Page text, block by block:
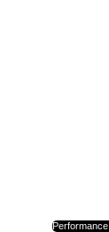
Performance